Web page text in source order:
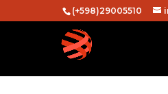
(+598)29005510